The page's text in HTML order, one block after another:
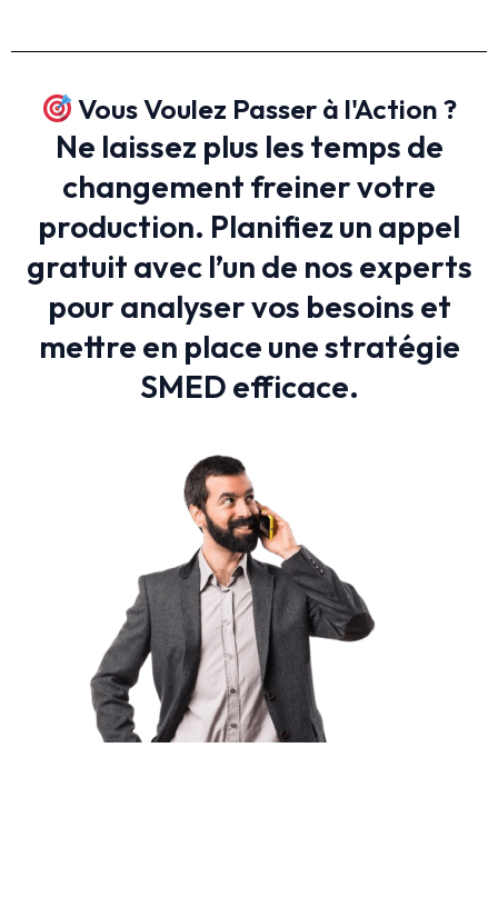
Vous Voulez Passer à l'Action ?
Ne laissez plus les temps de
changement freiner votre
production. Planifiez un appel
gratuit avec l’un de nos experts
pour analyser vos besoins et
mettre en place une stratégie
SMED efficace.